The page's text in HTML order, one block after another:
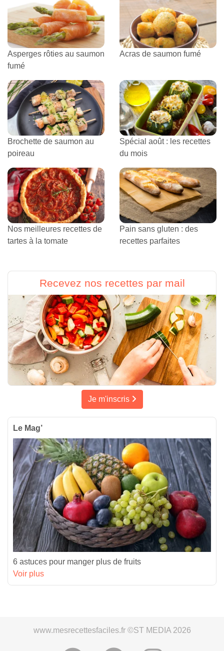
Asperges rôties au saumon
fumé
Acras de saumon fumé
Brochette de saumon au
poireau
Spécial août : les recettes
du mois
Nos meilleures recettes de
tartes à la tomate
Pain sans gluten : des
recettes parfaites
Recevez nos recettes par mail
Je m'inscris
Le Mag’
6 astuces pour manger plus de fruits
Voir plus
www.mesrecettesfaciles.fr ©ST MEDIA 2026